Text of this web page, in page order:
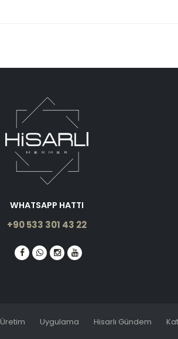
WHATSAPP HATTI
+90 533 301 43 22
Üretim Uygulama Hisarlı Gündem